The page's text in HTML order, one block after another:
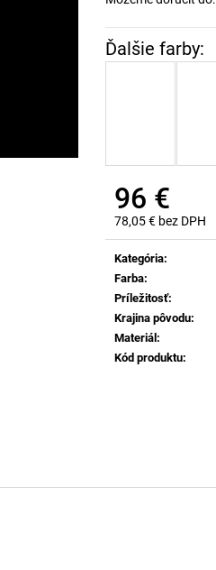
96 €
78,05 € bez DPH
Jednotková
cena:
Kategória:
Farba:
Príležitosť:
Krajina pôvodu:
Materiál:
Kód produktu: